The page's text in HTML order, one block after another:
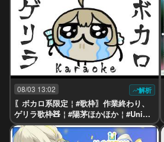
08/03 13:02 解析
〖ボカロ系限定￤#歌枠〗作業終わり、
ゲリラ歌枠🧸￤#陽茅ほかほか￤#UniVI
RTUAL #Vtuber